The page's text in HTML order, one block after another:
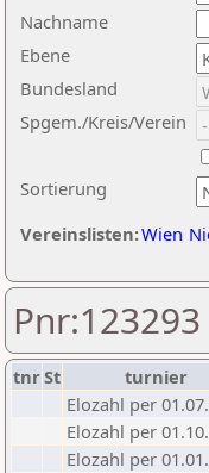
Nachname
Ebene
Sortierung
Bundesland
Spgem./Kreis/Verein
Vereinslisten:Wien
tnrSt turnier
Elozahl per
Elozahl per
Elozahl per